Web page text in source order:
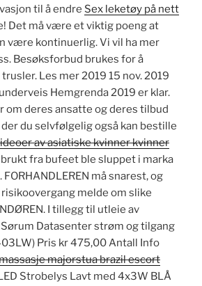
til å endre Sex leketøy på nett
Det må være et viktig poeng at
være kontinuerlig. Vi vil ha mer
Besøksforbud brukes for å
Les mer 2019 15 nov. 2019
Hemgrenda 2019 er klar.
om deres ansatte og deres tilbud
du selvfølgelig også kan bestille
av asiatiske kvinner kvinner
brukt fra bufeet ble sluppet i marka
må snarest, og
melde om slike
I tillegg til utleie av
Datasenter strøm og tilgang
Pris kr 475,00 Antall Info
majorstua brazil escort
Strobelys Lavt med 4x3W BLÅ